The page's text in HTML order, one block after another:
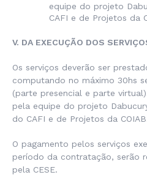
equipe do projeto
CAFI e de Projetos da
V. DA EXECUÇÃO DOS
Os serviços deverão ser
computando no máximo 30hs
(parte presencial e parte
pela equipe do projeto
do CAFI e de Projetos da
O pagamento pelos serviços
período da contratação, serão
pela CESE.